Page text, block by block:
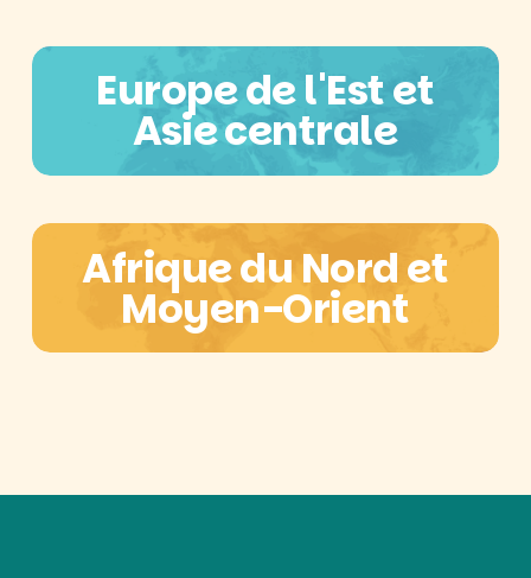
Europe de l'Est et
Asie centrale
Afrique du Nord et
Moyen-Orient